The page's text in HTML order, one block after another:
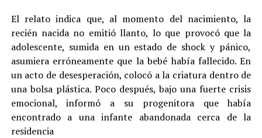
El relato indica que, al momento del nacimiento, la
recién nacida no emitió llanto, lo que provocó que la
adolescente, sumida en un estado de shock y pánico,
asumiera erróneamente que la bebé había fallecido. En
un acto de desesperación, colocó a la criatura dentro de
una bolsa plástica. Poco después, bajo una fuerte crisis
emocional, informó a su progenitora que había
encontrado a una infante abandonada cerca de la
residencia